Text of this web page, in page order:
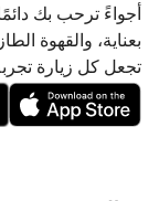
أجواءً ترحب بك
بعناية، والقهوة
تجعل كل زيارة